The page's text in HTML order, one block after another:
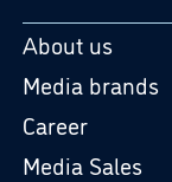
About us
Media brands
Career
Media Sales